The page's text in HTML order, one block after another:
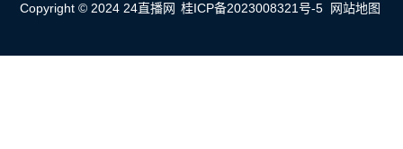
Copyright © 2024 24直播网 桂ICP备2023008321号-5 网站地图